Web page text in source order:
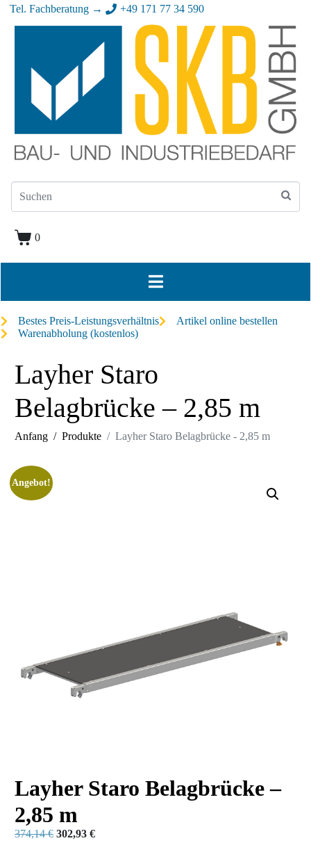
Tel. Fachberatung → +49 171 77 34 590
0
Bestes Preis-Leistungsverhältnis
Artikel online bestellen
Warenabholung (kostenlos)
Layher Staro
Belagbrücke – 2,85 m
Anfang Produkte Layher Staro Belagbrücke - 2,85 m
Angebot!
Layher Staro Belagbrücke –
2,85 m
374,14€ 302,93 €